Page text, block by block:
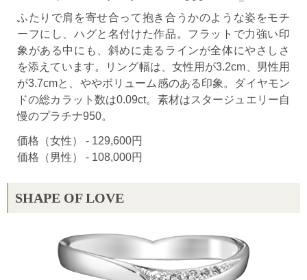
ふたりで肩を寄せ合って抱き合うかのような姿をモチ
ーフにし、ハグと名付けた作品。フラットで力強い印
象がある中にも、斜めに走るラインが全体にやさしさ
を添えています。リング幅は、女性用が3.2cm、男性用
が3.7cmと、ややボリューム感のある印象。ダイヤモン
ドの総カラット数は0.09ct。素材はスタージュエリー自
慢のプラチナ950。
価格（女性） - 129,600円
価格（男性） - 108,000円
SHAPE OF LOVE